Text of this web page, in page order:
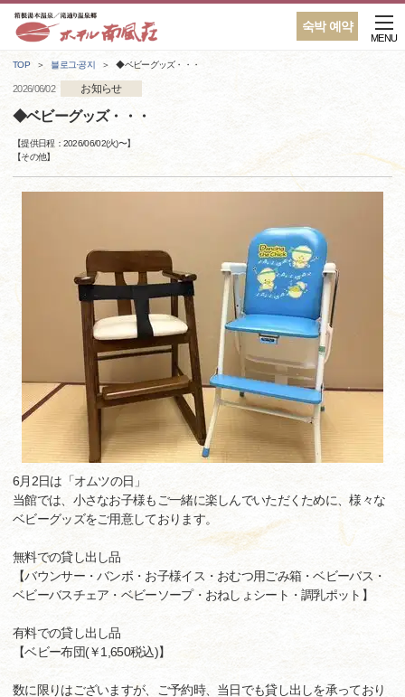
숙박 예약
MENU
TOP 블로그·공지 ◆ベビーグッズ・・・
2026/06/02 お知らせ
◆ベビーグッズ・・・
【提供日程：2026/06/02(火)〜】
【その他】
6月2日は「オムツの日」
当館では、小さなお子様もご一緒に楽しんでいただくために、様々な
ベビーグッズをご用意しております。
無料での貸し出し品
【バウンサー・バンボ・お子様イス・おむつ用ごみ箱・ベビーバス・
ベビーバスチェア・ベビーソープ・おねしょシート・調乳ポット】
有料での貸し出し品
【ベビー布団(￥1,650税込)】
数に限りはございますが、ご予約時、当日でも貸し出しを承っており